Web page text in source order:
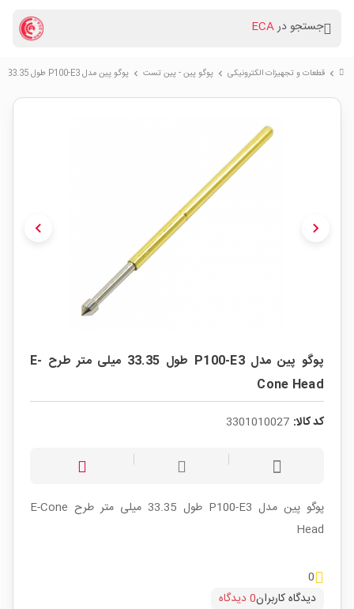
جستجو درECA
chevron_right قطعات و تجهیزات الکترونیکی chevron_right پوگو پین - پین تست chevron_right پوگو پین مدل P100-E3 طول 33.35 میلی متر طرح E-Cone Head
chevron_left chevron_right
پوگو پین مدل P100-E3 طول 33.35 میلی متر طرح E-
Cone Head
کد کالا: 3301010027
پوگو پین مدل P100-E3 طول 33.35 میلی متر طرح E-Cone
Head
0
دیدگاه کاربران0 دیدگاه